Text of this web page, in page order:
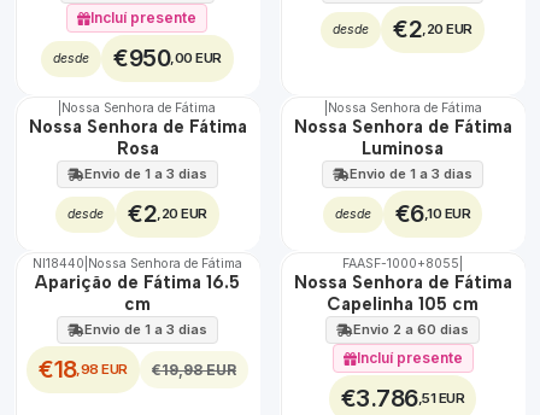
Incluí presente
desde €950,00 EUR
desde €2 ,20 EUR
TOP
Nossa Senhora de Fátima
Nossa Senhora de Fátima
Rosa
Envio de 1 a 3 dias
desde €2 ,20 EUR
Não Disponível
Nossa Senhora de Fátima
Nossa Senhora de Fátima
Luminosa
Envio de 1 a 3 dias
desde €6,10 EUR
DESCONTO
NI18440 Nossa Senhora de Fátima
Aparição de Fátima 16.5
cm
Envio de 1 a 3 dias
€18,98 EUR €19,98 EUR
🇵🇹
100%
TOP
FAASF-1000+8055
Nossa Senhora de Fátima
Capelinha 105 cm
Envio 2 a 60 dias
Incluí presente
€3.786,51 EUR